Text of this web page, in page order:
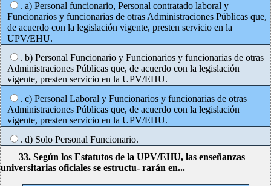
. a) Personal funcionario, Personal contratado laboral y
Funcionarios y funcionarias de otras Administraciones Públicas que,
de acuerdo con la legislación vigente, presten servicio en la
UPV/EHU.
. b) Personal Funcionario y Funcionarios y funcionarias de otras
Administraciones Públicas que, de acuerdo con la legislación
vigente, presten servicio en la UPV/EHU.
. c) Personal Laboral y Funcionarios y funcionarias de otras
Administraciones Públicas que, de acuerdo con la legislación
vigente, presten servicio en la UPV/EHU.
. d) Solo Personal Funcionario.
33. Según los Estatutos de la UPV/EHU, las enseñanzas
universitarias oficiales se estructu- rarán en...